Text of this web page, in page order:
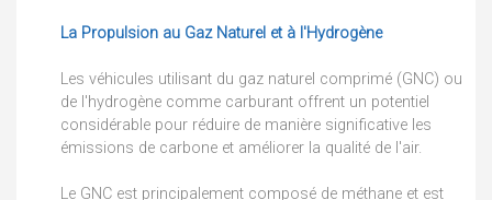
La Propulsion au Gaz Naturel et à l'Hydrogène
Les véhicules utilisant du gaz naturel comprimé (GNC) ou
de l'hydrogène comme carburant offrent un potentiel
considérable pour réduire de manière significative les
émissions de carbone et améliorer la qualité de l'air.
Le GNC est principalement composé de méthane et est